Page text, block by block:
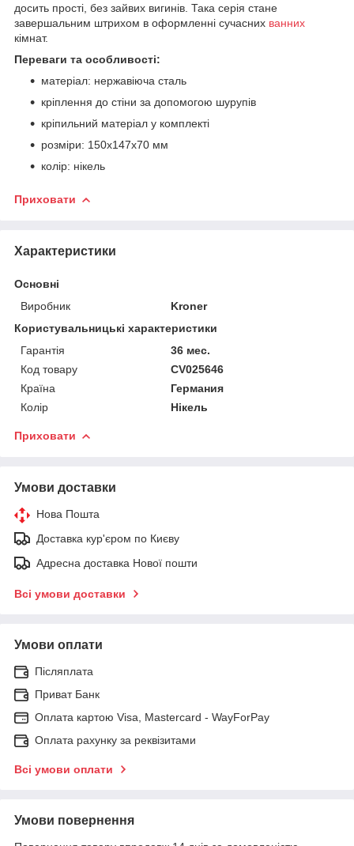
досить прості, без зайвих вигинів. Така серія стане
завершальним штрихом в оформленні сучасних ванних
кімнат.
Переваги та особливості:
матеріал: нержавіюча сталь
кріплення до стіни за допомогою шурупів
кріпильний матеріал у комплекті
розміри: 150х147х70 мм
колір: нікель
Приховати
Характеристики
Основні
Виробник
Kroner
Користувальницькі характеристики
Гарантія
36 меc.
Код товару
CV025646
Країна
Германия
Колір
Нікель
Приховати
Умови доставки
Нова Пошта
Доставка кур'єром по Києву
Адресна доставка Нової пошти
Всі умови доставки
Умови оплати
Післяплата
Приват Банк
Оплата картою Visa, Mastercard - WayForPay
Оплата рахунку за реквізитами
Всі умови оплати
Умови повернення